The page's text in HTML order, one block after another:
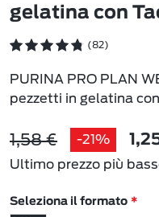
gelatina con
(82)
PURINA PRO PLAN
pezzetti in gelatina
1,58 € -21%
Ultimo prezzo più
Seleziona il formato